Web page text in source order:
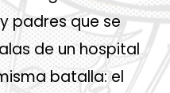
padres que se
de un hospital
batalla: el